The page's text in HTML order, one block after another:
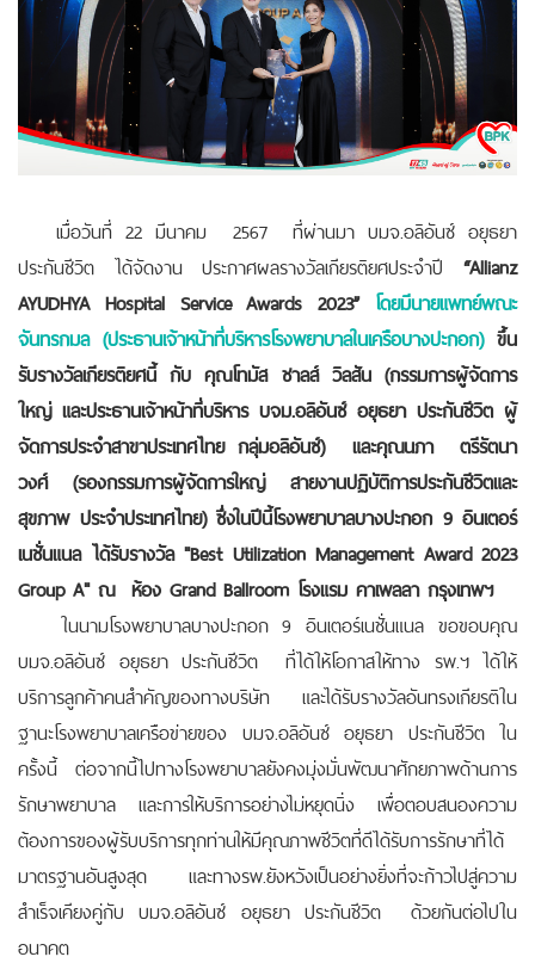
เมื่อวันที่ 22 มีนาคม 2567 ที่ผ่านมา บมจ.อลิอันซ์ อยุธยา
ประกันชีวิต ได้จัดงาน ประกาศผลรางวัลเกียรติยศประจำปี “Allianz
AYUDHYA Hospital Service Awards 2023” โดยมีนายแพทย์พณะ
จันทรกมล (ประธานเจ้าหน้าที่บริหารโรงพยาบาลในเครือบางปะกอก)ขึ้น
รับรางวัลเกียรติยศนี้ กับ คุณโทมัส ชาลส์ วิลสัน (กรรมการผู้จัดการ
ใหญ่ และประธานเจ้าหน้าที่บริหาร บจม.อลิอันซ์ อยุธยา ประกันชีวิต ผู้
จัดการประจำสาขาประเทศไทย กลุ่มอลิอันซ์) และคุณนภา ตรีรัตนา
วงศ์ (รองกรรมการผู้จัดการใหญ่ สายงานปฏิบัติการประกันชีวิตและ
สุขภาพ ประจำประเทศไทย) ซึ่งในปีนี้โรงพยาบาลบางปะกอก 9 อินเตอร์
เนชั่นแนล ได้รับรางวัล "Best Utilization Management Award 2023
Group A" ณ ห้อง Grand Ballroom โรงแรม คาเพลลา กรุงเทพฯ
ในนามโรงพยาบาลบางปะกอก 9 อินเตอร์เนชั่นแนล ขอขอบคุณ
บมจ.อลิอันซ์ อยุธยา ประกันชีวิต ที่ได้ให้โอกาสให้ทาง รพ.ฯ ได้ให้
บริการลูกค้าคนสำคัญของทางบริษัท และได้รับรางวัลอันทรงเกียรติใน
ฐานะโรงพยาบาลเครือข่ายของ บมจ.อลิอันซ์ อยุธยา ประกันชีวิต ใน
ครั้งนี้ ต่อจากนี้ไปทางโรงพยาบาลยังคงมุ่งมั่นพัฒนาศักยภาพด้านการ
รักษาพยาบาล และการให้บริการอย่างไม่หยุดนิ่ง เพื่อตอบสนองความ
ต้องการของผู้รับบริการทุกท่านให้มีคุณภาพชีวิตที่ดีได้รับการรักษาที่ได้
มาตรฐานอันสูงสุด และทางรพ.ยังหวังเป็นอย่างยิ่งที่จะก้าวไปสู่ความ
สำเร็จเคียงคู่กับ บมจ.อลิอันซ์ อยุธยา ประกันชีวิต ด้วยกันต่อไปใน
อนาคต